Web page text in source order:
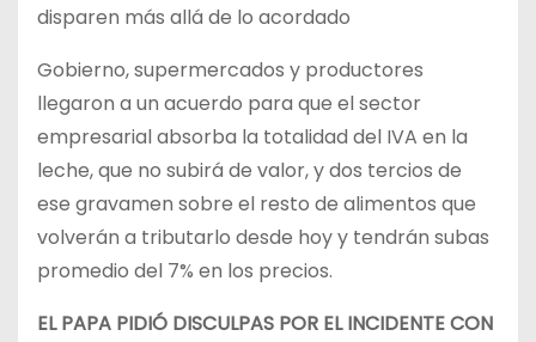
disparen más allá de lo acordado
Gobierno, supermercados y productores
llegaron a un acuerdo para que el sector
empresarial absorba la totalidad del IVA en la
leche, que no subirá de valor, y dos tercios de
ese gravamen sobre el resto de alimentos que
volverán a tributarlo desde hoy y tendrán subas
promedio del 7% en los precios.
EL PAPA PIDIÓ DISCULPAS POR EL INCIDENTE CON